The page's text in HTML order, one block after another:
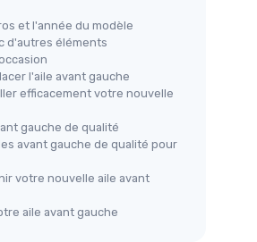
avec Citroen C3 1 phase 2
d'installation
protectioncontre les
résistants
l'offre
et l'année du modèle
d'autres éléments
l'aile avant gauche
efficacement votre nouvelle
gauche de qualité
avant gauche de qualité pour
votre nouvelle aile avant
aile avant gauche